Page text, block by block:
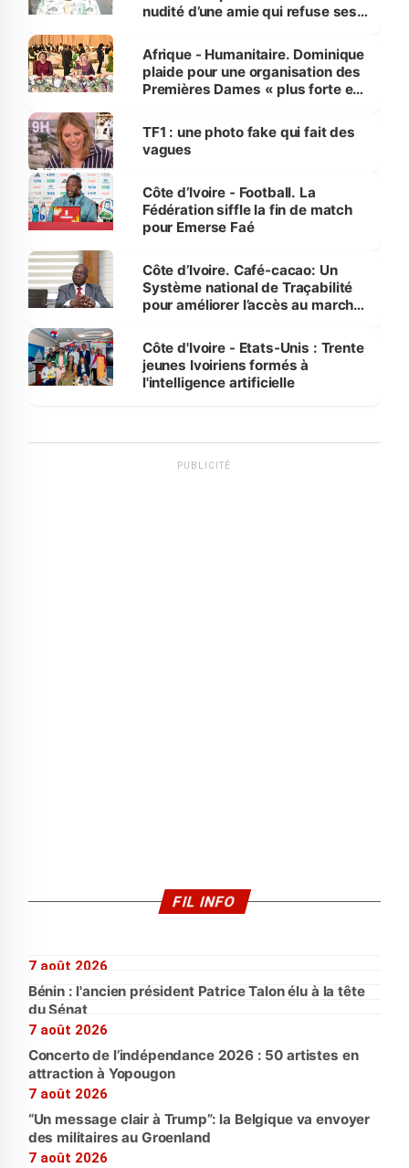
nudité d’une amie qui refuse ses
Afrique - Humanitaire. Dominique
plaide pour une organisation des
Premières Dames « plus forte et
sur la scène internationale »
TF1 : une photo fake qui fait des
vagues
Côte d’Ivoire - Football. La
Fédération siffle la fin de match
pour Emerse Faé
Côte d’Ivoire. Café-cacao: Un
Système national de Traçabilité
pour améliorer l’accès au marché
Côte d'Ivoire - Etats-Unis : Trente
jeunes Ivoiriens formés à
l'intelligence artificielle
PUBLICITÉ
FIL INFO
7 août 2026
Bénin : l'ancien président Patrice Talon élu à la tête
du Sénat
7 août 2026
Concerto de l’indépendance 2026 : 50 artistes en
attraction à Yopougon
7 août 2026
“Un message clair à Trump”: la Belgique va envoyer
des militaires au Groenland
7 août 2026